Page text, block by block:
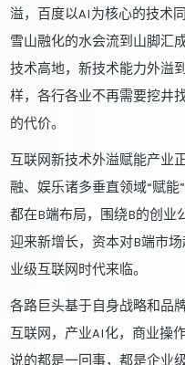
溢，百度以AI为核心的技术
雪山融化的水会流到山脚汇
技术高地，新技术能力外溢
样，各行各业不再需要挖井
的代价。
互联网新技术外溢赋能产业
融、娱乐诸多垂直领域“赋
都在B端布局，围绕B的创业
迎来新增长，资本对B端市
业级互联网时代来临。
各路巨头基于自身战略和品
互联网，产业AI化，商业操
说的都是一回事，都是企业